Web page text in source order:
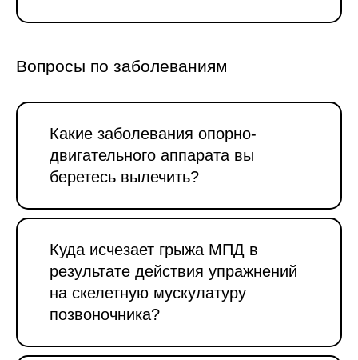
Вопросы по заболеваниям
Какие заболевания опорно-
двигательного аппарата вы
беретесь вылечить?
Куда исчезает грыжа МПД в
результате действия упражнений
на скелетную мускулатуру
позвоночника?